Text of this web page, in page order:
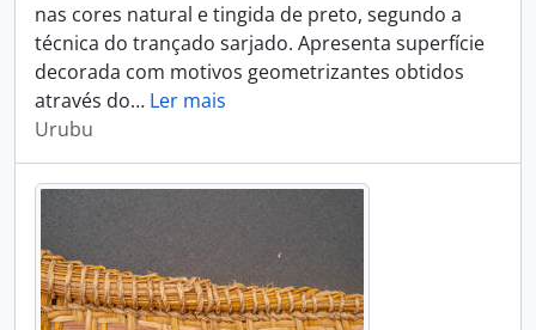
nas cores natural e tingida de preto, segundo a
técnica do trançado sarjado. Apresenta superfície
decorada com motivos geometrizantes obtidos
através do… Ler mais
Urubu